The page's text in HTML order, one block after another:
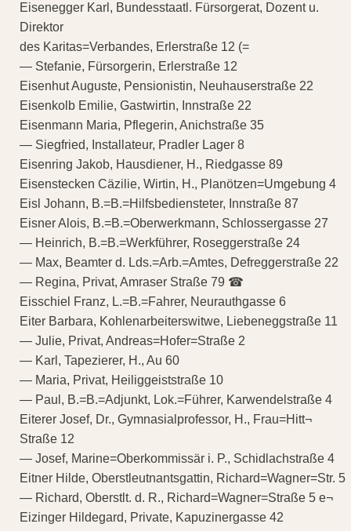
Eisenegger Karl, Bundesstaatl. Fürsorgerat, Dozent u.
Direktor
des Karitas=Verbandes, Erlerstraße 12 (=
— Stefanie, Fürsorgerin, Erlerstraße 12
Eisenhut Auguste, Pensionistin, Neuhauserstraße 22
Eisenkolb Emilie, Gastwirtin, Innstraße 22
Eisenmann Maria, Pflegerin, Anichstraße 35
— Siegfried, Installateur, Pradler Lager 8
Eisenring Jakob, Hausdiener, H., Riedgasse 89
Eisenstecken Cäzilie, Wirtin, H., Planötzen=Umgebung 4
Eisl Johann, B.=B.=Hilfsbediensteter, Innstraße 87
Eisner Alois, B.=B.=Oberwerkmann, Schlossergasse 27
— Heinrich, B.=B.=Werkführer, Roseggerstraße 24
— Max, Beamter d. Lds.=Arb.=Amtes, Defreggerstraße 22
— Regina, Privat, Amraser Straße 79 ☎
Eisschiel Franz, L.=B.=Fahrer, Neurauthgasse 6
Eiter Barbara, Kohlenarbeiterswitwe, Liebeneggstraße 11
— Julie, Privat, Andreas=Hofer=Straße 2
— Karl, Tapezierer, H., Au 60
— Maria, Privat, Heiliggeiststraße 10
— Paul, B.=B.=Adjunkt, Lok.=Führer, Karwendelstraße 4
Eiterer Josef, Dr., Gymnasialprofessor, H., Frau=Hitt¬
Straße 12
— Josef, Marine=Oberkommissär i. P., Schidlachstraße 4
Eitner Hilde, Oberstleutnantsgattin, Richard=Wagner=Str. 5
— Richard, Oberstlt. d. R., Richard=Wagner=Straße 5 e¬
Eizinger Hildegard, Private, Kapuzinergasse 42